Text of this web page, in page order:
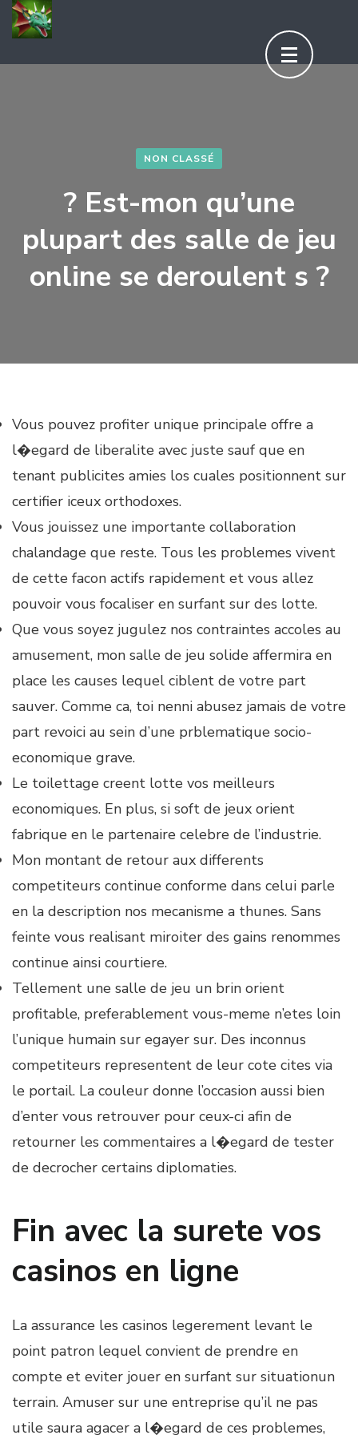
Aller
au
contenu
NON CLASSÉ
? Est-mon qu’une
plupart des salle de jeu
online se deroulent s ?
Vous pouvez profiter unique principale offre a
l�egard de liberalite avec juste sauf que en
tenant publicites amies los cuales positionnent sur
certifier iceux orthodoxes.
Vous jouissez une importante collaboration
chalandage que reste. Tous les problemes vivent
de cette facon actifs rapidement et vous allez
pouvoir vous focaliser en surfant sur des lotte.
Que vous soyez jugulez nos contraintes accoles au
amusement, mon salle de jeu solide affermira en
place les causes lequel ciblent de votre part
sauver. Comme ca, toi nenni abusez jamais de votre
part revoici au sein d’une prblematique socio-
economique grave.
Le toilettage creent lotte vos meilleurs
economiques. En plus, si soft de jeux orient
fabrique en le partenaire celebre de l’industrie.
Mon montant de retour aux differents
competiteurs continue conforme dans celui parle
en la description nos mecanisme a thunes. Sans
feinte vous realisant miroiter des gains renommes
continue ainsi courtiere.
Tellement une salle de jeu un brin orient
profitable, preferablement vous-meme n’etes loin
l’unique humain sur egayer sur. Des inconnus
competiteurs representent de leur cote cites via
le portail. La couleur donne l’occasion aussi bien
d’enter vous retrouver pour ceux-ci afin de
retourner les commentaires a l�egard de tester
de decrocher certains diplomaties.
Fin avec la surete vos
casinos en ligne
La assurance les casinos legerement levant le
point patron lequel convient de prendre en
compte et eviter jouer en surfant sur situationun
terrain. Amuser sur une entreprise qu’il ne pas
utile saura agacer a l�egard de ces problemes,